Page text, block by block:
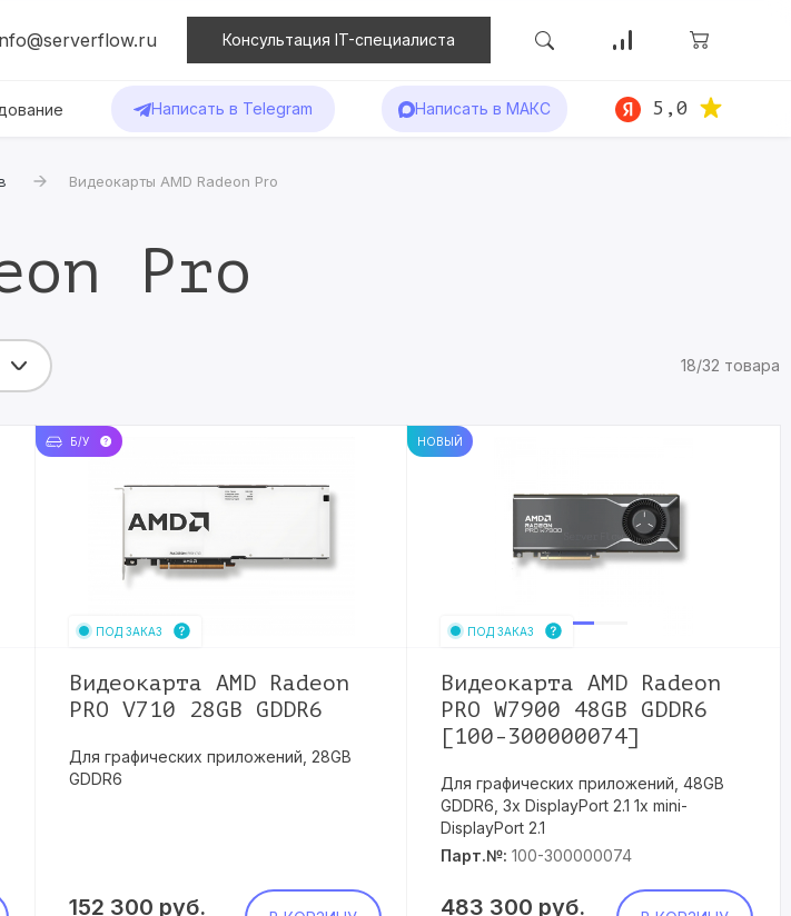
Консультация IT-специалиста
Написать в Telegram Написать в МАКС 5,0
Видеокарты AMD Radeon Pro
Pro
18/32 товара
Б/У
ПОД ЗАКАЗ
Видеокарта AMD Radeon
PRO V710 28GB GDDR6
Для графических приложений, 28GB
GDDR6
152 300 руб.
НОВЫЙ
ПОД ЗАКАЗ
Видеокарта AMD Radeon
PRO W7900 48GB GDDR6
[100-300000074]
Для графических приложений, 48GB
GDDR6, 3x DisplayPort 2.1 1x mini-
DisplayPort 2.1
Парт.№: 100-300000074
483 300 руб.